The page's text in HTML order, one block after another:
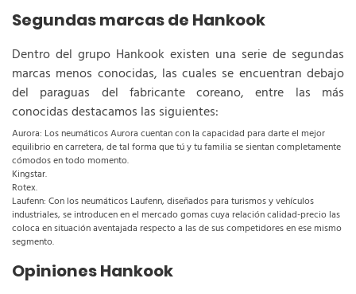
Segundas marcas de Hankook
Dentro del grupo Hankook existen una serie de segundas
marcas menos conocidas, las cuales se encuentran debajo
del paraguas del fabricante coreano, entre las más
conocidas destacamos las siguientes:
Aurora: Los neumáticos Aurora cuentan con la capacidad para darte el mejor
equilibrio en carretera, de tal forma que tú y tu familia se sientan completamente
cómodos en todo momento.
Kingstar.
Rotex.
Laufenn: Con los neumáticos Laufenn, diseñados para turismos y vehículos
industriales, se introducen en el mercado gomas cuya relación calidad-precio las
coloca en situación aventajada respecto a las de sus competidores en ese mismo
segmento.
Opiniones Hankook